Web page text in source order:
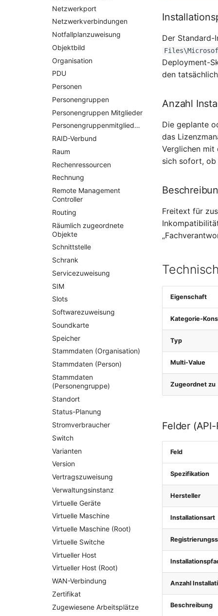
Netzwerkport
Netzwerkverbindungen
Notfallplanzuweisung
Objektbild
Organisation
PDU
Personen
Personengruppen
Personengruppen Mitglieder
Personengruppenmitgliedschaft
RAID-Verbund
Raum
Rechenressourcen
Rechnung
Remote Management
Controller
Routing
Räumlich zugeordnete
Objekte
Schnittstelle
Schrank
Servicezuweisung
SIM
Slots
Softwarezuweisung
Soundkarte
Speicher
Stammdaten (Organisation)
Stammdaten (Person)
Stammdaten
(Personengruppe)
Standort
Status-Planung
Stromverbraucher
Switch
Varianten
Version
Vertragszuweisung
Verwaltungsinstanz
Virtuelle Geräte
Virtuelle Maschine
Virtuelle Maschine (Root)
Virtuelle Switche
Virtueller Host
Virtueller Host (Root)
WAN-Verbindung
Zertifikat
Zugewiesene Arbeitsplätze
Der Standard-
Deployment-
den
Anzahl
Die geplante
das
Verglichen mit
sich sofort, ob
Freitext für
Eigenschaft
Kategorie-
Typ
Multi-Value
Zugeordnet zu
Felder
Feld
Spezifikation
Hersteller
Installationsart
Anzahl
Beschreibung